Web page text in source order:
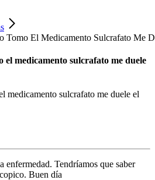
Tomo El Medicamento Sulcrafato Me
el medicamento sulcrafato me duele
medicamento sulcrafato me duele el
enfermedad. Tendríamos que saber
Buen día